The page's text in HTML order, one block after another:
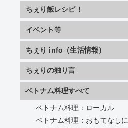
ちぇり飯レシピ！
イベント等
ちぇり info（生活情報）
ちぇりの独り言
ベトナム料理すべて
ベトナム料理：ローカル
ベトナム料理：おもてなしに